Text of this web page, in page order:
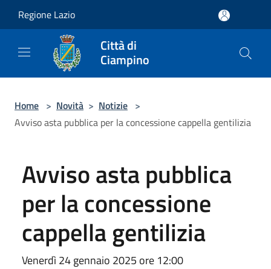
Regione Lazio
Città di
Ciampino
Home > Novità > Notizie >
Avviso asta pubblica per la concessione cappella gentilizia
Avviso asta pubblica
per la concessione
cappella gentilizia
Venerdì 24 gennaio 2025 ore 12:00